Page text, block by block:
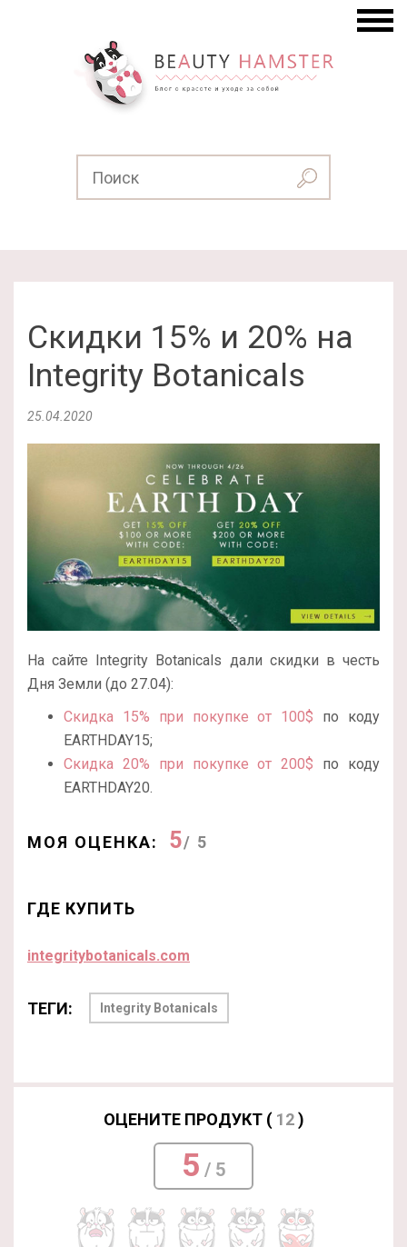
Скидки 15% и 20% на
Integrity Botanicals
25.04.2020
На сайте Integrity Botanicals дали скидки в честь
Дня Земли (до 27.04):
Скидка 15% при покупке от 100$ по коду
EARTHDAY15;
Скидка 20% при покупке от 200$ по коду
EARTHDAY20.
МОЯ ОЦЕНКА: 5/ 5
ГДЕ КУПИТЬ
integritybotanicals.com
ТЕГИ: Integrity Botanicals
ОЦЕНИТЕ ПРОДУКТ ( 12)
5 / 5